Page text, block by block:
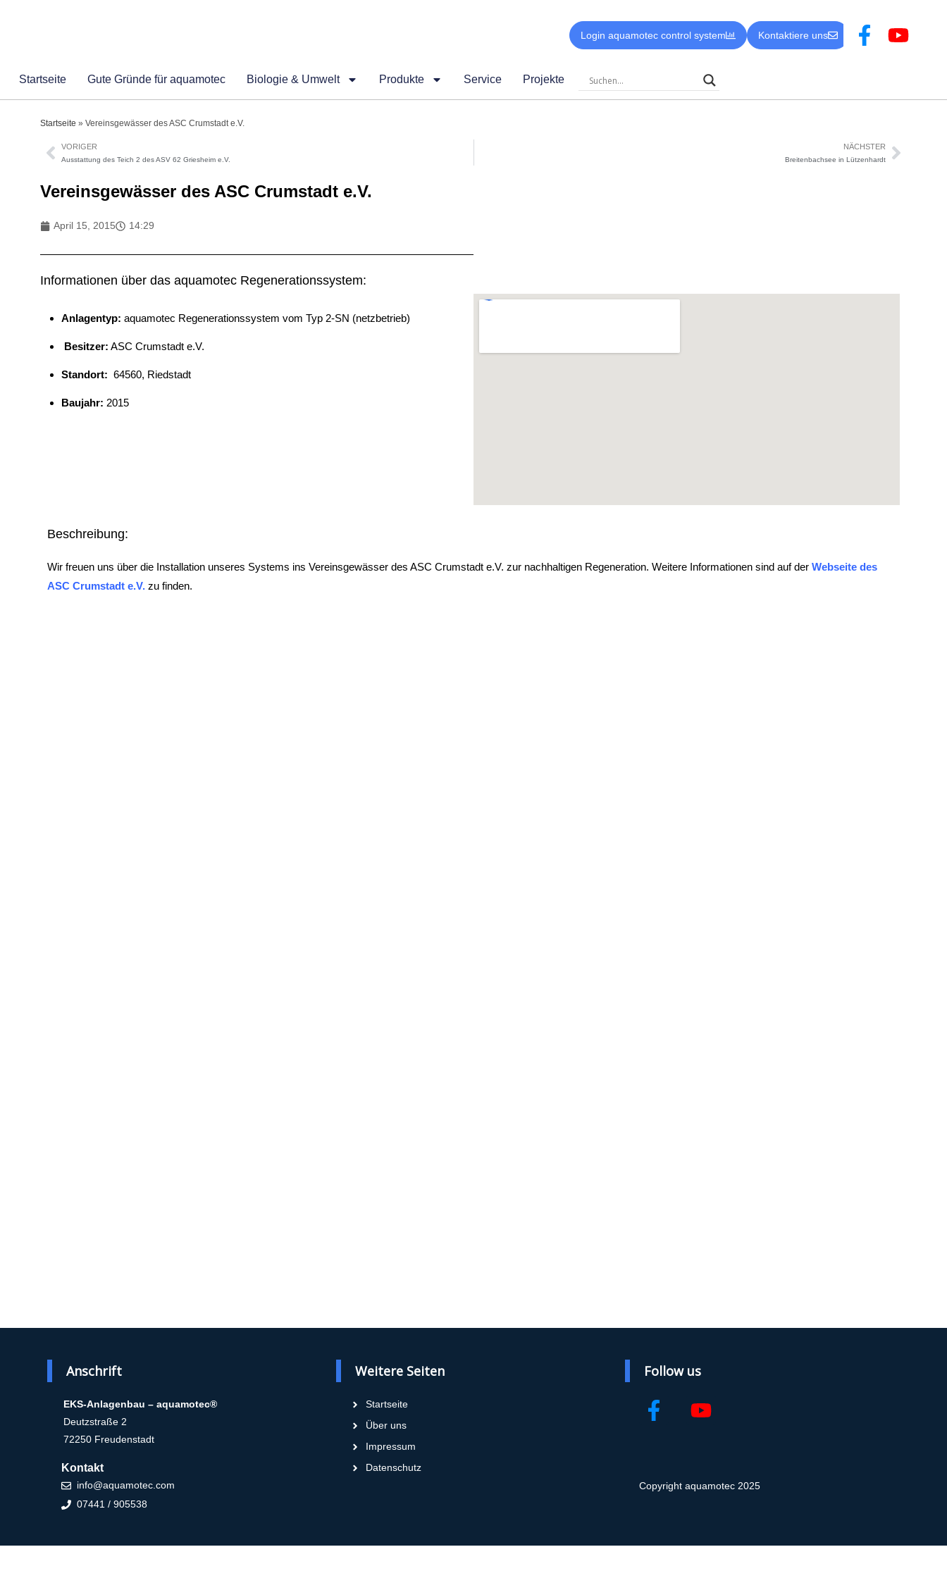
Login aquamotec control system Kontaktiere uns
Startseite Gute Gründe für aquamotec Biologie & Umwelt Produkte Service Projekte
Startseite » Vereinsgewässer des ASC Crumstadt e.V.
VORIGER
Ausstattung des Teich 2 des ASV 62 Griesheim e.V.
NÄCHSTER
Breitenbachsee in Lützenhardt
Vereinsgewässer des ASC Crumstadt e.V.
April 15, 2015 14:29
Informationen über das aquamotec Regenerationssystem:
Anlagentyp: aquamotec Regenerationssystem vom Typ 2-SN (netzbetrieb)
Besitzer: ASC Crumstadt e.V.
Standort: 64560, Riedstadt
Baujahr: 2015
Beschreibung:
Wir freuen uns über die Installation unseres Systems ins Vereinsgewässer des ASC Crumstadt e.V. zur nachhaltigen Regeneration. Weitere Informationen sind auf der Webseite des
ASC Crumstadt e.V. zu finden.
Anschrift
EKS-Anlagenbau – aquamotec®
Deutzstraße 2
72250 Freudenstadt
Kontakt
info@aquamotec.com
07441 / 905538
Weitere Seiten
Startseite
Über uns
Impressum
Datenschutz
Follow us
Copyright aquamotec 2025